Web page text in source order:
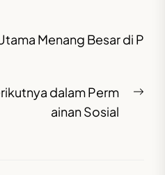
Menang Besar di P
dalam Perm
ainan Sosial